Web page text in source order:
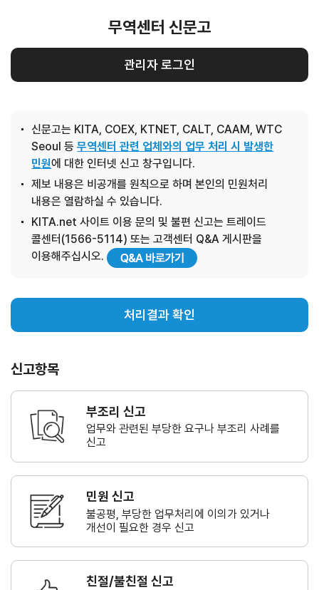
무역센터 신문고
관리자 로그인
신문고는 KITA, COEX, KTNET, CALT, CAAM, WTC
Seoul 등무역센터 관련 업체와의 업무 처리 시 발생한
민원에 대한 인터넷 신고 창구입니다.
제보 내용은 비공개를 원칙으로 하며 본인의 민원처리
내용은 열람하실 수 있습니다.
KITA.net 사이트 이용 문의 및 불편 신고는 트레이드
콜센터(1566-5114) 또는 고객센터 Q&A 게시판을
이용해주십시오.
처리결과 확인
신고항목
부조리 신고
업무와 관련된 부당한 요구나 부조리 사례를
신고
민원 신고
불공평, 부당한 업무처리에 이의가 있거나
개선이 필요한 경우 신고
친절/불친절 신고